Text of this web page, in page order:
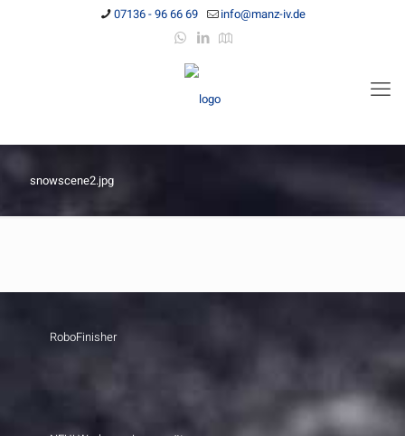
07136 - 96 66 69 info@manz-iv.de
snowscene2.jpg
RoboFinisher